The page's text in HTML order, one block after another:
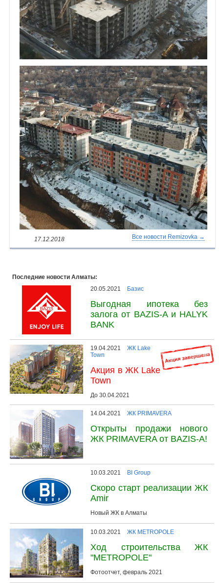
17.12.2018 Все новости Remizovka →
Последние новости Алматы:
20.05.2021
Базис
Выгодная ипотека без
залога от BAZIS-A и HALYK
BANK
19.04.2021
ЖК Lake
Town
Акция в ЖК Lake
Town
До 30.04.2021
14.04.2021 ЖК PRIMAVERA
Открыты продажи нового
ЖК PRIMAVERA от BAZIS-A!
10.03.2021 BI Group
Скоро старт реализации ЖК
Amir
Новый ЖК в Алматы
10.03.2021 ЖК METROPOLE
Ход строительства ЖК
"METROPOLE"
Фотоотчет, февраль 2021